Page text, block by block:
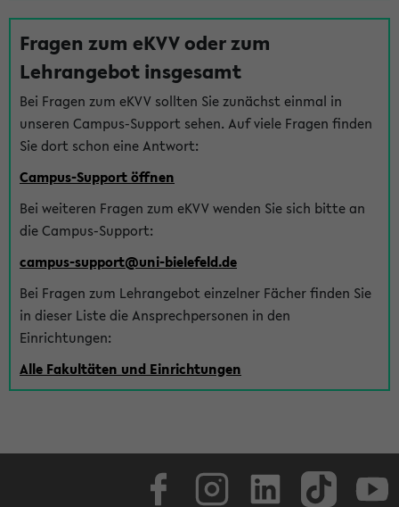
Fragen zum eKVV oder zum
Lehrangebot insgesamt
Bei Fragen zum eKVV sollten Sie zunächst einmal in
unseren Campus-Support sehen. Auf viele Fragen finden
Sie dort schon eine Antwort:
Campus-Support öffnen
Bei weiteren Fragen zum eKVV wenden Sie sich bitte an
die Campus-Support:
campus-support@uni-bielefeld.de
Bei Fragen zum Lehrangebot einzelner Fächer finden Sie
in dieser Liste die Ansprechpersonen in den
Einrichtungen:
Alle Fakultäten und Einrichtungen